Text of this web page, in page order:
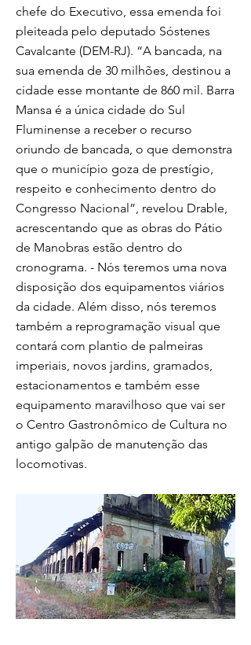
chefe do Executivo, essa emenda foi
pleiteada pelo deputado Sóstenes
Cavalcante (DEM-RJ). “A bancada, na
sua emenda de 30 milhões, destinou a
cidade esse montante de 860 mil. Barra
Mansa é a única cidade do Sul
Fluminense a receber o recurso
oriundo de bancada, o que demonstra
que o município goza de prestígio,
respeito e conhecimento dentro do
Congresso Nacional”, revelou Drable,
acrescentando que as obras do Pátio
de Manobras estão dentro do
cronograma. - Nós teremos uma nova
disposição dos equipamentos viários
da cidade. Além disso, nós teremos
também a reprogramação visual que
contará com plantio de palmeiras
imperiais, novos jardins, gramados,
estacionamentos e também esse
equipamento maravilhoso que vai ser
o Centro Gastronômico de Cultura no
antigo galpão de manutenção das
locomotivas.